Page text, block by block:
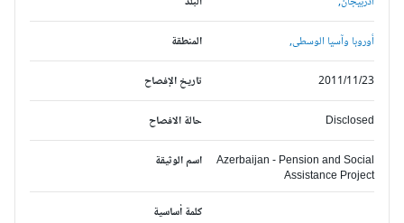
المنطقة أوروبا وآسيا الوسطى,
تاريخ الإفصاح 2011/11/23
حالة الافصاح Disclosed
اسم الوثيقة
Azerbaijan - Pension and Social
Assistance Project
كلمة أساسية